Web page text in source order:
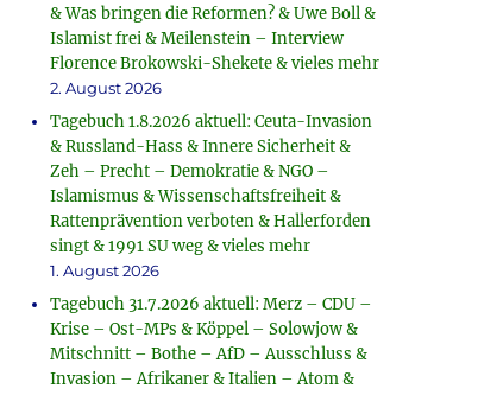
& Was bringen die Reformen? & Uwe Boll &
Islamist frei & Meilenstein – Interview
Florence Brokowski-Shekete & vieles mehr
2. August 2026
Tagebuch 1.8.2026 aktuell: Ceuta-Invasion
& Russland-Hass & Innere Sicherheit &
Zeh – Precht – Demokratie & NGO –
Islamismus & Wissenschaftsfreiheit &
Rattenprävention verboten & Hallerforden
singt & 1991 SU weg & vieles mehr
1. August 2026
Tagebuch 31.7.2026 aktuell: Merz – CDU –
Krise – Ost-MPs & Köppel – Solowjow &
Mitschnitt – Bothe – AfD – Ausschluss &
Invasion – Afrikaner & Italien – Atom &